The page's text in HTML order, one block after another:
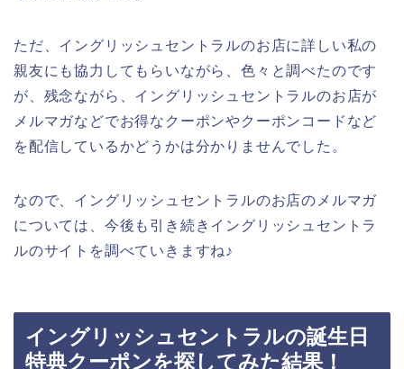
ただ、イングリッシュセントラルのお店に詳しい私の
親友にも協力してもらいながら、色々と調べたのです
が、残念ながら、イングリッシュセントラルのお店が
メルマガなどでお得なクーポンやクーポンコードなど
を配信しているかどうかは分かりませんでした。
なので、イングリッシュセントラルのお店のメルマガ
については、今後も引き続きイングリッシュセントラ
ルのサイトを調べていきますね♪
イングリッシュセントラルの誕生日
特典クーポンを探してみた結果！